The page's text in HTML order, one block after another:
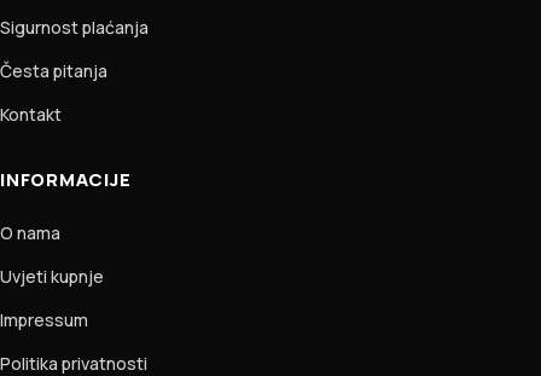
Sigurnost plaćanja
Česta pitanja
Kontakt
INFORMACIJE
O nama
Uvjeti kupnje
Impressum
Politika privatnosti